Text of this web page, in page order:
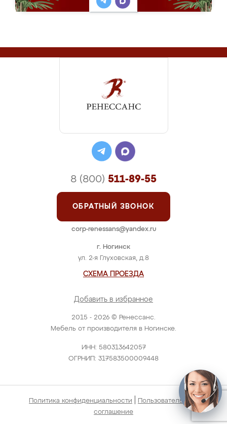
2015 - 2026 © Ренессанс.
Мебель от производителя в Ногинске.
ИНН: 580313642057
ОГРНИП: 317583500009448
г. Ногинск
ул. 2-я Глуховская, д.8
СХЕМА ПРОЕЗДА
Добавить в избранное
8 (800) 511-89-55
ОБРАТНЫЙ ЗВОНОК
corp-renessans@yandex.ru
Политика конфиденциальности
Пользовательское
соглашение